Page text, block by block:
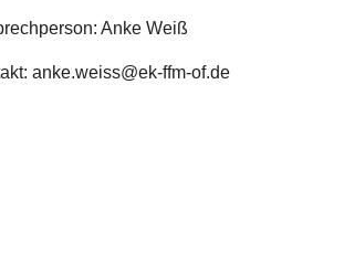
Anke Weiß
anke.weiss@ek-ffm-of.de